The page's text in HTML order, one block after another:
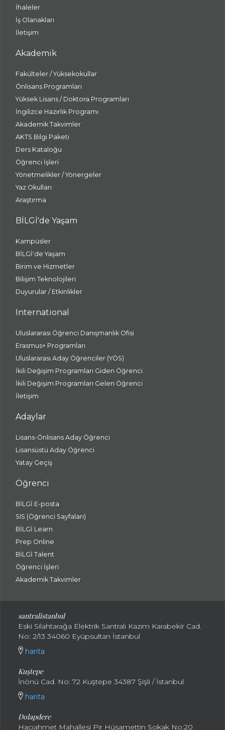
İhaleler
İş Olanakları
İletişim
Akademik
Fakülteler / Yüksekokullar
Önlisans Programları
Yüksek Lisans / Doktora Programları
İngilizce Hazırlık Programı
Akademik Takvimler
AKTS Bilgi Paketi
Ders Kataloğu
Öğrenci İşleri
Yönetmelikler / Yönergeler
Yaz Okulları
Araştırma
BİLGİ'de Yaşam
Kampüsler
BİLGİ'de Yaşam
Birim ve Hizmetler
Bilişim Teknolojileri
Duyurular / Etkinlikler
International
Uluslararası Öğrenci Danışmanlık Ofisi
Erasmus+ Programları
Uluslararası Aday Öğrenciler (YÖS)
İkili Değişim Programları Giden Öğrenci
İkili Değişim Programları Gelen Öğrenci
İletişim
Adaylar
Lisans-Önlisans Aday Öğrenci
Lisansüstü Aday Öğrenci
Yatay Geçiş
Öğrenci
BİLGİ E-posta
SIS (Öğrenci Sayfaları)
BİLGİ Learn
Prep Online
BİLGİ Talent
Öğrenci İşleri
Akademik Takvimler
santralistanbul
Eski Silahtarağa Elektrik Santralı Kazım Karabekir Cad.
No: 2/13 34060 Eyüpsultan İstanbul
harita
Kuştepe
İnönü Cad. No: 72 Kuştepe 34387 Şişli / İstanbul
harita
Dolapdere
Hacıahmet Mahallesi Pir Hüsamettin Sokak No:20